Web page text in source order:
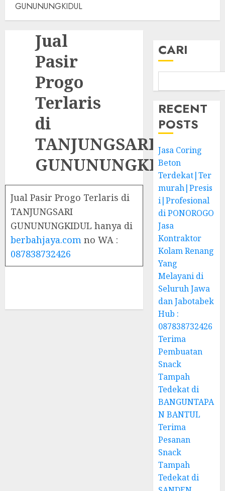
GUNUNUNGKIDUL
Jual
Pasir
Progo
Terlaris
di
TANJUNGSARI
GUNUNUNGKIDUL
Jual Pasir Progo Terlaris di
TANJUNGSARI
GUNUNUNGKIDUL hanya di
berbahjaya.com no WA :
087838732426
CARI
RECENT
POSTS
Jasa Coring
Beton
Terdekat|Ter
murah|Presis
i|Profesional
di PONOROGO
Jasa
Kontraktor
Kolam Renang
Yang
Melayani di
Seluruh Jawa
dan Jabotabek
Hub :
087838732426
Terima
Pembuatan
Snack
Tampah
Tedekat di
BANGUNTAPA
N BANTUL
Terima
Pesanan
Snack
Tampah
Tedekat di